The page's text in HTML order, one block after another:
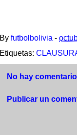
By futbolbolivia -
Etiquetas:
No hay
Publicar un